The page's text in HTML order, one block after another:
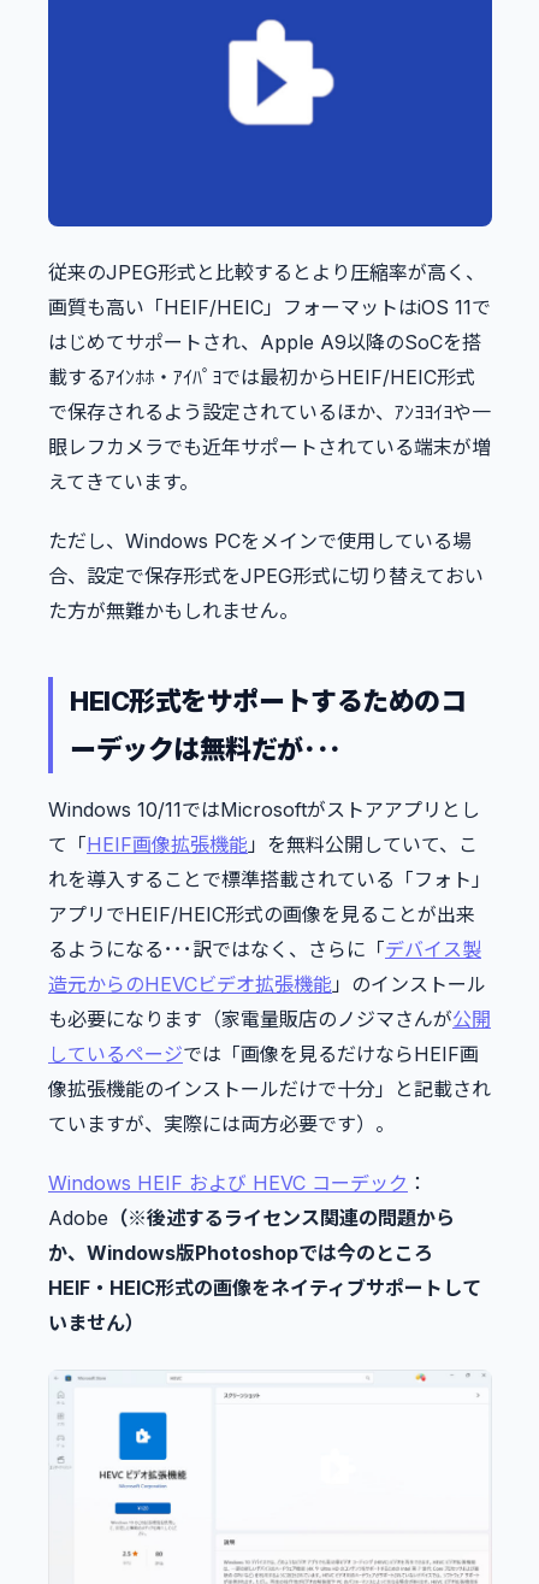
従来のJPEG形式と比較するとより圧縮率が高く、
画質も高い「HEIF/HEIC」フォーマットはiOS 11で
はじめてサポートされ、Apple A9以降のSoCを搭
載するｱｲﾝﾎﾎ・ｱｲﾊﾟﾖでは最初からHEIF/HEIC形式
で保存されるよう設定されているほか、ｱﾝﾖﾖｲﾖや一
眼レフカメラでも近年サポートされている端末が増
えてきています。
ただし、Windows PCをメインで使用している場
合、設定で保存形式をJPEG形式に切り替えておい
た方が無難かもしれません。
HEIC形式をサポートするためのコ
ーデックは無料だが･･･
Windows 10/11ではMicrosoftがストアアプリとし
て「HEIF画像拡張機能」を無料公開していて、こ
れを導入することで標準搭載されている「フォト」
アプリでHEIF/HEIC形式の画像を見ることが出来
るようになる･･･訳ではなく、さらに「デバイス製
造元からのHEVCビデオ拡張機能」のインストール
も必要になります（家電量販店のノジマさんが公開
しているページでは「画像を見るだけならHEIF画
像拡張機能のインストールだけで十分」と記載され
ていますが、実際には両方必要です）。
Windows HEIF および HEVC コーデック ：
Adobe （※後述するライセンス関連の問題から
か、Windows版Photoshopでは今のところ
HEIF・HEIC形式の画像をネイティブサポートして
いません）